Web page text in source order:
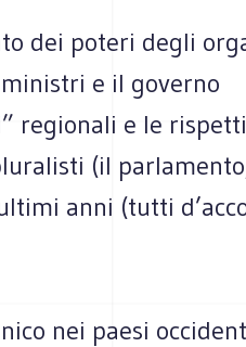
dei poteri degli
e il governo
regionali e le
(il
anni (tutti
nei paesi